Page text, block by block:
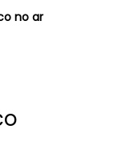
no ar